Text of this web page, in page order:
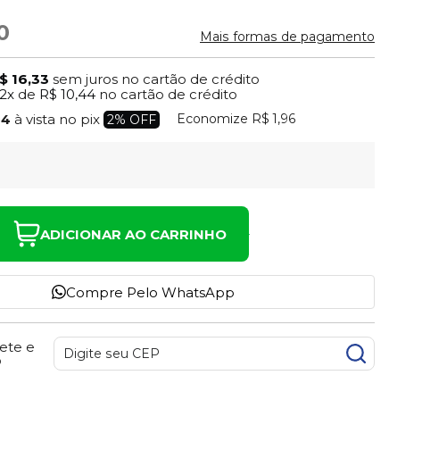
Mais formas de pagamento
16,33 sem juros no cartão de crédito
de R$ 10,44 no cartão de crédito
à vista no pix 2% OFF Economize R$ 1,96
ADICIONAR AO CARRINHO
Compre Pelo WhatsApp
e